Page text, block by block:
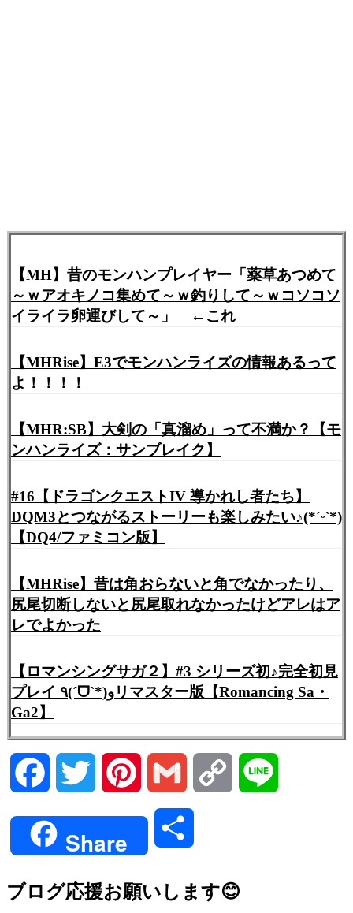
【MH】昔のモンハンプレイヤー「薬草あつめて
～ｗアオキノコ集めて～ｗ釣りして～ｗコソコソ
イライラ卵運びして～」 ←これ
【MHRise】E3でモンハンライズの情報あるって
よ！！！！
【MHR:SB】大剣の「真溜め」って不満か？【モ
ンハンライズ：サンブレイク】
#16【ドラゴンクエストIV 導かれし者たち】
DQM3とつながるストーリーも楽しみたい♪(*ˊᵕˋ*)
【DQ4/ファミコン版】
【MHRise】昔は角おらないと角でなかったり、
尻尾切断しないと尻尾取れなかったけどアレはア
レでよかった
【ロマンシングサガ２】#3 シリーズ初♪完全初見
プレイ ٩(ˊᗜˋ*)وリマスター版【Romancing Sa・
Ga2】
Facebook Twitter Pinterest Gmail Copy
Share
ブログ応援お願いします😊